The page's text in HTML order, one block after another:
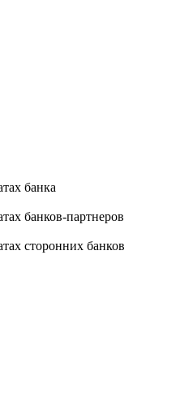
банка
банков-партнеров
сторонних банков